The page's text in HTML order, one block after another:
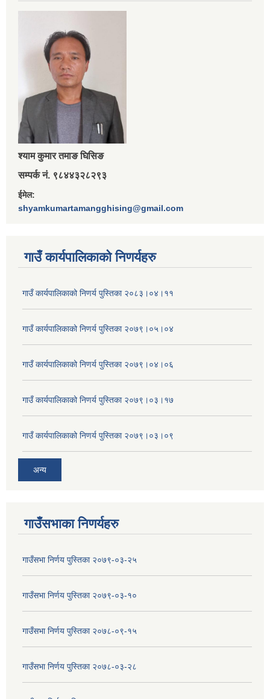
श्‍याम कुमार तमाङ घिसिङ
सम्पर्क नं. ९८४४३२८२९३
ईमेल:
shyamkumartamangghising@gmail.com
गाउँ कार्यपालिकाकाे निणर्यहरु
गाउँ कार्यपालिकाको निणर्य पुस्तिका २०८३।०४।११
गाउँ कार्यपालिकाको निणर्य पुस्तिका २०७९।०५।०४
गाउँ कार्यपालिकाको निणर्य पुस्तिका २०७९।०४।०६
गाउँ कार्यपालिकाको निणर्य पुस्तिका २०७९।०३।१७
गाउँ कार्यपालिकाको निणर्य पुस्तिका २०७९।०३।०९
अन्य
गाउँसभाका निणर्यहरु
गाउँसभा निर्णय पुस्तिका २०७९-०३-२५
गाउँसभा निर्णय पुस्तिका २०७९-०३-१०
गाउँसभा निर्णय पुस्तिका २०७८-०९-१५
गाउँसभा निर्णय पुस्तिका २०७८-०३-२८